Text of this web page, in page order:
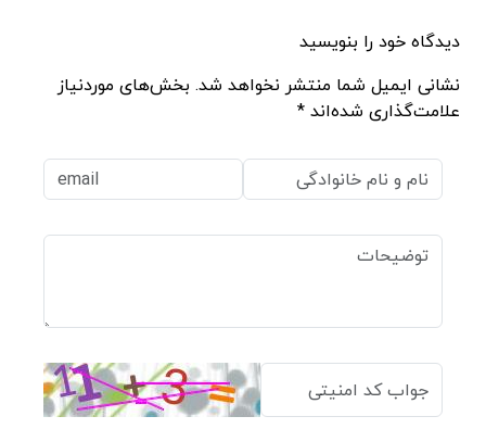
دیدگاه خود را بنویسید
نشانی ایمیل شما منتشر نخواهد شد. بخش‌های موردنیاز
علامت‌گذاری شده‌اند *